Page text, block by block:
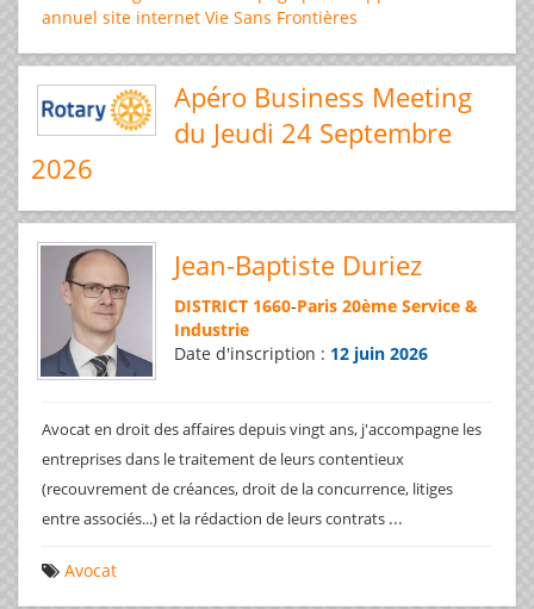
annuel site internet Vie Sans Frontières
Apéro Business Meeting
du Jeudi 24 Septembre
2026
Jean-Baptiste Duriez
DISTRICT 1660-Paris 20ème Service &
Industrie
Date d'inscription : 12 juin 2026
Avocat en droit des affaires depuis vingt ans, j'accompagne les
entreprises dans le traitement de leurs contentieux
(recouvrement de créances, droit de la concurrence, litiges
entre associés...) et la rédaction de leurs contrats ...
Avocat